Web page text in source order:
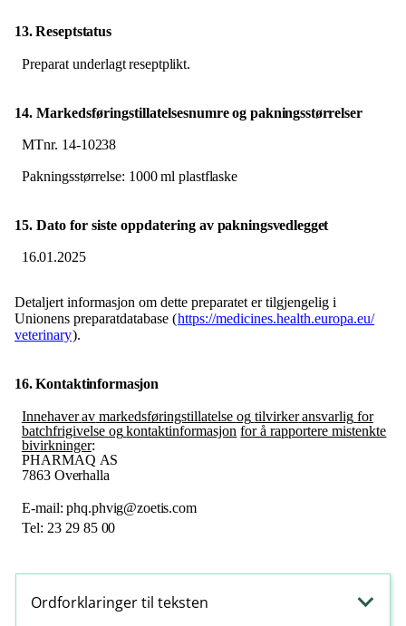
13. Reseptstatus
Preparat underlagtreseptplikt.
14. Markedsføringstillatelsesnumre og pakningsstørrelser
MTnr. 14-10238
Pakningsstørrelse: 1000 ml plastflaske
15. Dato for siste oppdatering av pakningsvedlegget
16.01.2025
Detaljert informasjon om dette preparatet er tilgjengelig i
Unionens preparatdatabase (https:​/​/medicines.health.europa.eu​/​
veterinary).
16. Kontaktinformasjon
Innehaver av markedsføringstillatelse og tilvirker ansvarlig for
batchfrigivelse og kontaktinformasjon for å rapportere mistenkte
bivirkninger:
PHARMAQ AS
7863 Overhalla
E-mail: phq.phvig@zoetis.com
Tel: 23 29 85 00
Ordforklaringer til teksten